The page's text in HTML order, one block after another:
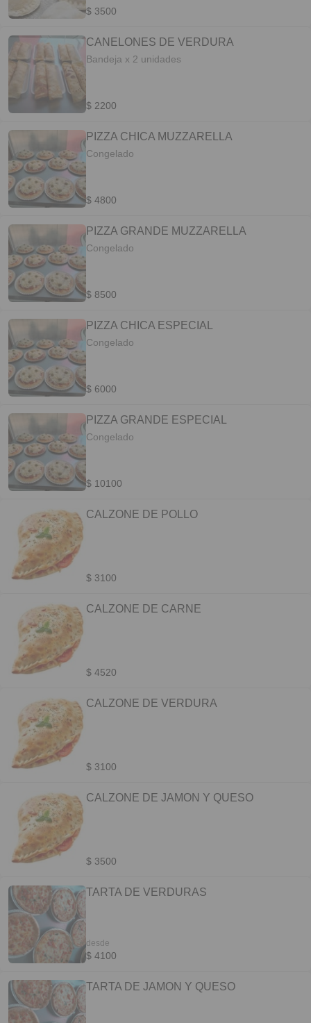
$ 3500
CANELONES DE VERDURA
Bandeja x 2 unidades
$ 2200
PIZZA CHICA MUZZARELLA
Congelado
$ 4800
PIZZA GRANDE MUZZARELLA
Congelado
$ 8500
PIZZA CHICA ESPECIAL
Congelado
$ 6000
PIZZA GRANDE ESPECIAL
Congelado
$ 10100
CALZONE DE POLLO
$ 3100
CALZONE DE CARNE
$ 4520
CALZONE DE VERDURA
$ 3100
CALZONE DE JAMON Y QUESO
$ 3500
TARTA DE VERDURAS
desde
$ 4100
TARTA DE JAMON Y QUESO